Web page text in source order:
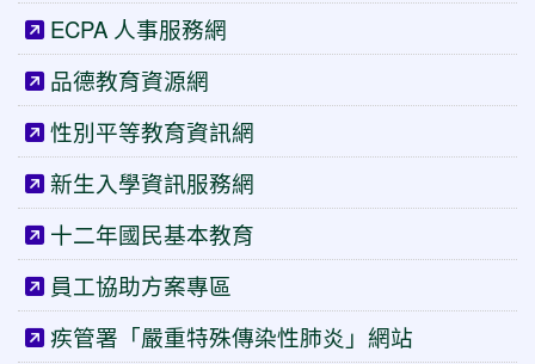
ECPA 人事服務網
品德教育資源網
性別平等教育資訊網
新生入學資訊服務網
十二年國民基本教育
員工協助方案專區
疾管署「嚴重特殊傳染性肺炎」網站